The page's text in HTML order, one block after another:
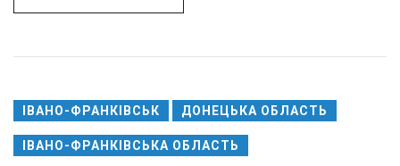
ІВАНО-ФРАНКІВСЬК ДОНЕЦЬКА ОБЛАСТЬ
ІВАНО-ФРАНКІВСЬКА ОБЛАСТЬ